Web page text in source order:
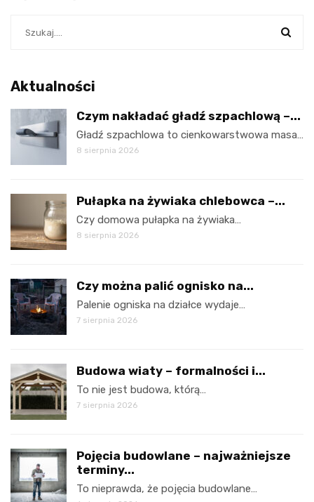
Aktualności
Czym nakładać gładź szpachlową –...
Gładź szpachlowa to cienkowarstwowa masa…
8 sierpnia 2026
Pułapka na żywiaka chlebowca –...
Czy domowa pułapka na żywiaka…
8 sierpnia 2026
Czy można palić ognisko na...
Palenie ogniska na działce wydaje…
7 sierpnia 2026
Budowa wiaty – formalności i...
To nie jest budowa, którą…
7 sierpnia 2026
Pojęcia budowlane – najważniejsze
terminy...
To nieprawda, że pojęcia budowlane…